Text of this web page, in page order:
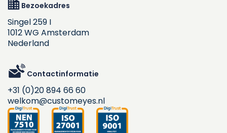
Bezoekadres
Singel 259 I
1012 WG Amsterdam
Nederland
Contactinformatie
+31 (0)20 894 66 60
welkom@customeyes.nl